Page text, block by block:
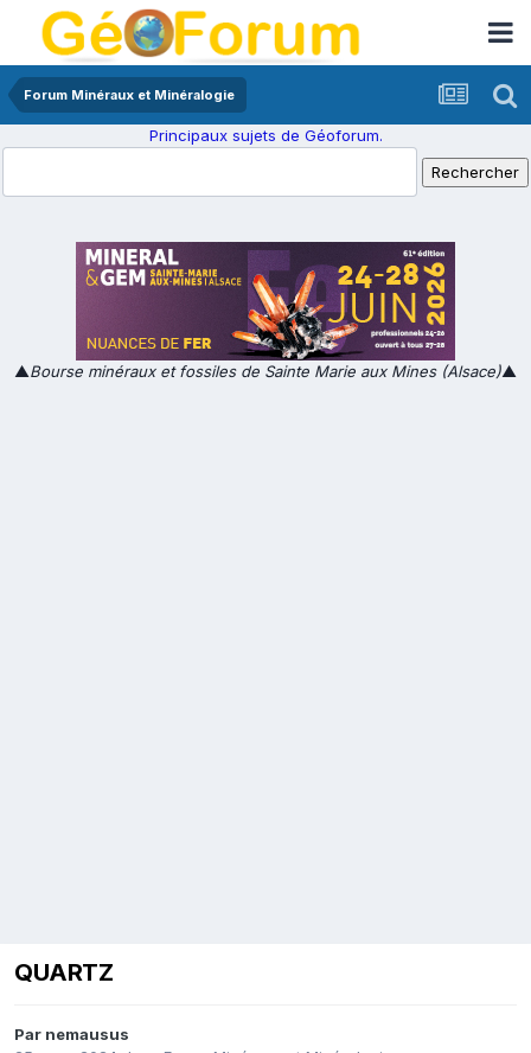
Forum Minéraux et Minéralogie
Principaux sujets de Géoforum.
▲Bourse minéraux et fossiles de Sainte Marie aux Mines (Alsace)▲
QUARTZ
Par nemausus